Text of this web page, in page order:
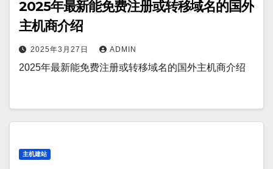
2025年最新能免费注册或转移域名的国外
主机商介绍
2025年3月27日 ADMIN
2025年最新能免费注册或转移域名的国外主机商介绍
主机建站